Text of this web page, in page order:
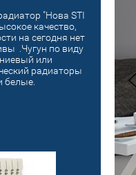
"Нова STI
качество,
на сегодня нет
.Чугун по виду
или
радиаторы
белые.